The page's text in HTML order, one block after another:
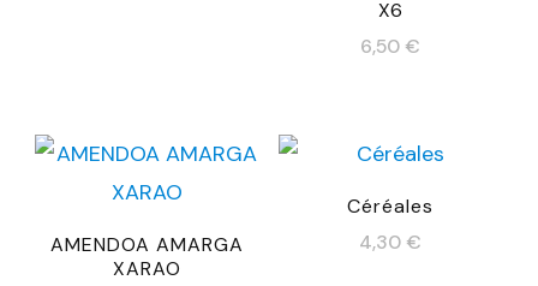
X6
6,50 €
AMENDOA AMARGA
XARAO
Céréales
4,30 €